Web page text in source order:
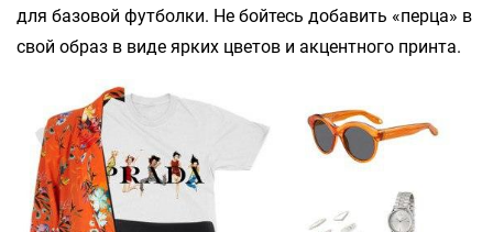
для базовой футболки. Не бойтесь добавить «перца» в
свой образ в виде ярких цветов и акцентного принта.